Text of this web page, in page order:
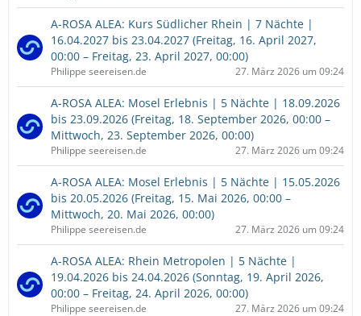
A-ROSA ALEA: Kurs Südlicher Rhein | 7 Nächte |
16.04.2027 bis 23.04.2027 (Freitag, 16. April 2027,
00:00 – Freitag, 23. April 2027, 00:00)
Philippe seereisen.de 27. März 2026 um 09:24
A-ROSA ALEA: Mosel Erlebnis | 5 Nächte | 18.09.2026
bis 23.09.2026 (Freitag, 18. September 2026, 00:00 –
Mittwoch, 23. September 2026, 00:00)
Philippe seereisen.de 27. März 2026 um 09:24
A-ROSA ALEA: Mosel Erlebnis | 5 Nächte | 15.05.2026
bis 20.05.2026 (Freitag, 15. Mai 2026, 00:00 –
Mittwoch, 20. Mai 2026, 00:00)
Philippe seereisen.de 27. März 2026 um 09:24
A-ROSA ALEA: Rhein Metropolen | 5 Nächte |
19.04.2026 bis 24.04.2026 (Sonntag, 19. April 2026,
00:00 – Freitag, 24. April 2026, 00:00)
Philippe seereisen.de 27. März 2026 um 09:24